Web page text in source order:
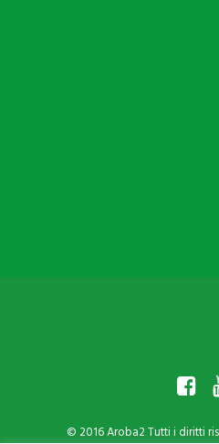
Tessera Punti
© 2016 Aroba2 Tutti i diritti